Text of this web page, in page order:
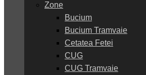
Zone
Bucium
Bucium Tramvaie
Cetatea Fetei
CUG
CUG Tramvaie